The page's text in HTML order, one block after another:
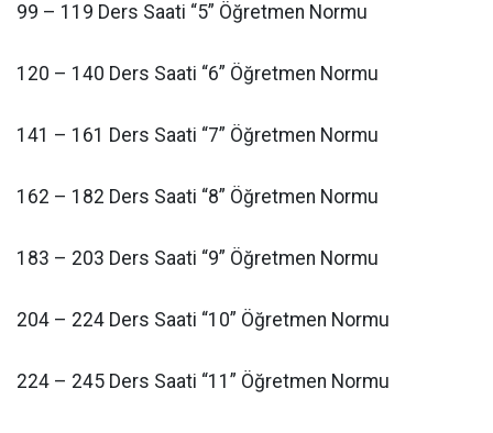
99 – 119 Ders Saati “5” Öğretmen Normu
120 – 140 Ders Saati “6” Öğretmen Normu
141 – 161 Ders Saati “7” Öğretmen Normu
162 – 182 Ders Saati “8” Öğretmen Normu
183 – 203 Ders Saati “9” Öğretmen Normu
204 – 224 Ders Saati “10” Öğretmen Normu
224 – 245 Ders Saati “11” Öğretmen Normu